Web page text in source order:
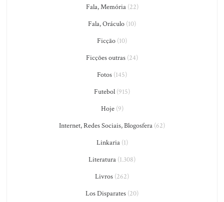
Fala, Memória(22)
Fala, Oráculo (10)
Ficção (10)
Ficções outras (24)
Fotos (145)
Futebol (915)
Hoje(9)
Internet, Redes Sociais, Blogosfera (62)
Linkaria(1)
Literatura (1.308)
Livros (262)
Los Disparates (20)